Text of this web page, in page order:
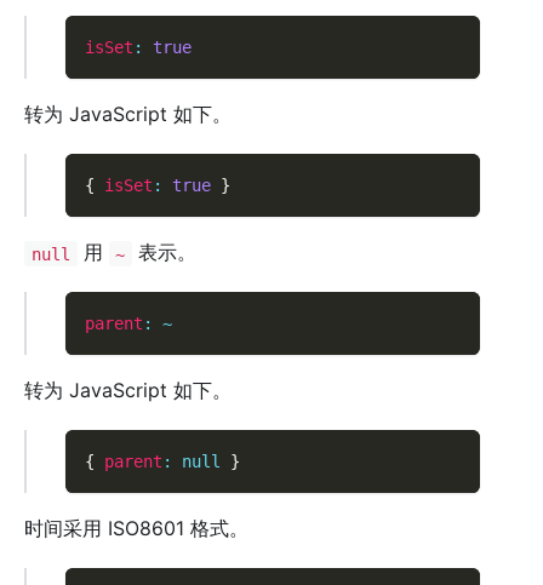
isSet : true
转为 JavaScript 如下。
{ isSet : true }
null 用 ~ 表示。
parent : ~
转为 JavaScript 如下。
{ parent : null }
时间采用 ISO8601 格式。